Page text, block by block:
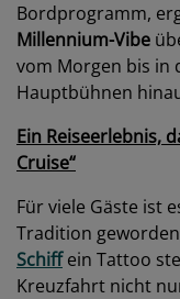
Bordprogramm,
Millennium-Vibe
vom Morgen bis in
Hauptbühnen
Ein Reiseerlebnis,
Cruise“
Für viele Gäste ist
Tradition
Schiffein Tattoo
Kreuzfahrt nicht